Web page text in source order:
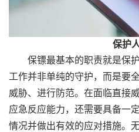
保护
保镖最基本的职责就是保
工作并非单纯的守护，而是要
威胁、进行防范。在面临直接
应急反应能力，还需要具备一
情况并做出有效的应对措施。